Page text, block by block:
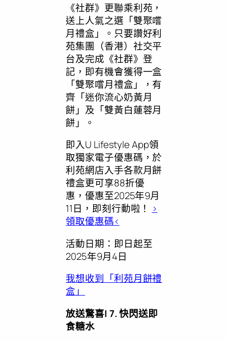
《社群》更聯乘利苑，
送上人氣之選「雙聚嚐
月禮盒」。只要讚好利
苑集團（香港）社交平
台及完成《社群》登
記，即有機會獲得一盒
「雙聚嚐月禮盒」，有
齊「迷你流心奶黃月
餅」及「雙黃白蓮蓉月
餅」。
即入U Lifestyle App領
取獨家電子優惠碼，於
利苑網店入手各款月餅
禮盒更可享88折優
惠，優惠至2025年9月
11日，即刻行動啦！ >
領取優惠碼<
活動日期：即日起至
2025年9月4日
我想收到「利苑月餅禮
盒」
放送驚喜| 7. 快閃送即
食糖水